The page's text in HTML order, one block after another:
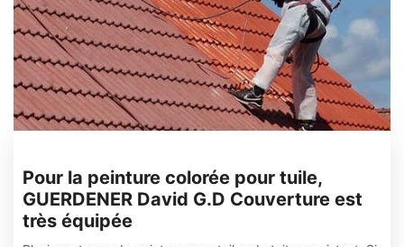
Pour la peinture colorée pour tuile,
GUERDENER David G.D Couverture est
très équipée